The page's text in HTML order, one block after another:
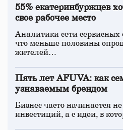
55% екатеринбуржцев
свое рабочее место
Аналитики сети
что меньше половины
жителей…
Пять лет AFUVA: как
узнаваемым брендом
Бизнес часто начинается
инвестиций, а с идеи, в